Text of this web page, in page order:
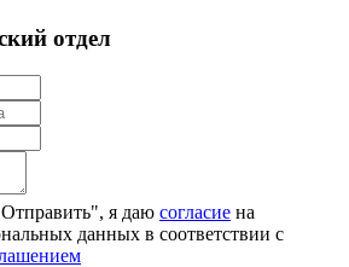
отдел
я даю согласие на
данных в соответствии с